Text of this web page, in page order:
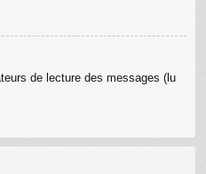
de lecture des messages (lu